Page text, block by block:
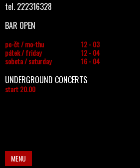
tel. 222316328
BAR OPEN
po-čt / mo-thu
12 - 03
pátek / friday
12 - 04
sobota / saturday
16 - 04
UNDERGROUND CONCERTS
start 20.00
MENU